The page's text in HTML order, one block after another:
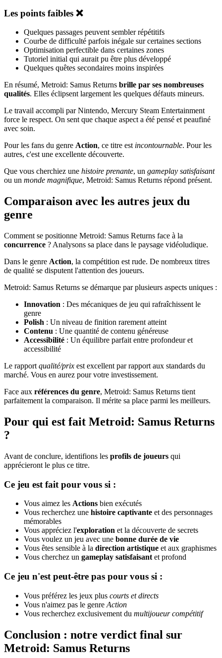
Les points faibles ❌
Quelques passages peuvent sembler répétitifs
Courbe de difficulté parfois inégale sur certaines sections
Optimisation perfectible dans certaines zones
Tutoriel initial qui aurait pu être plus développé
Quelques quêtes secondaires moins inspirées
En résumé, Metroid: Samus Returns brille par ses nombreuses
qualités. Elles éclipsent largement les quelques défauts mineurs.
Le travail accompli par Nintendo, Mercury Steam Entertainment
force le respect. On sent que chaque aspect a été pensé et peaufiné
avec soin.
Pour les fans du genre Action, ce titre est incontournable. Pour les
autres, c'est une excellente découverte.
Que vous cherchiez une histoire prenante, un gameplay satisfaisant
ou un monde magnifique, Metroid: Samus Returns répond présent.
Comparaison avec les autres jeux du
genre
Comment se positionne Metroid: Samus Returns face à la
concurrence ? Analysons sa place dans le paysage vidéoludique.
Dans le genre Action, la compétition est rude. De nombreux titres
de qualité se disputent l'attention des joueurs.
Metroid: Samus Returns se démarque par plusieurs aspects uniques :
Innovation : Des mécaniques de jeu qui rafraîchissent le
genre
Polish : Un niveau de finition rarement atteint
Contenu : Une quantité de contenu généreuse
Accessibilité : Un équilibre parfait entre profondeur et
accessibilité
Le rapport qualité/prix est excellent par rapport aux standards du
marché. Vous en aurez pour votre investissement.
Face aux références du genre, Metroid: Samus Returns tient
parfaitement la comparaison. Il mérite sa place parmi les meilleurs.
Pour qui est fait Metroid: Samus Returns
?
Avant de conclure, identifions les profils de joueurs qui
apprécieront le plus ce titre.
Ce jeu est fait pour vous si :
Vous aimez les Actions bien exécutés
Vous recherchez une histoire captivante et des personnages
mémorables
Vous appréciez l'exploration et la découverte de secrets
Vous voulez un jeu avec une bonne durée de vie
Vous êtes sensible à la direction artistique et aux graphismes
Vous cherchez un gameplay satisfaisant et profond
Ce jeu n'est peut-être pas pour vous si :
Vous préférez les jeux plus courts et directs
Vous n'aimez pas le genre Action
Vous recherchez exclusivement du multijoueur compétitif
Conclusion : notre verdict final sur
Metroid: Samus Returns